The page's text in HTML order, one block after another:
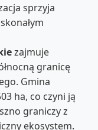
sprzyja
zajmuje
granicę
Gmina
ha, co czyni ją
graniczy z
ekosystem.